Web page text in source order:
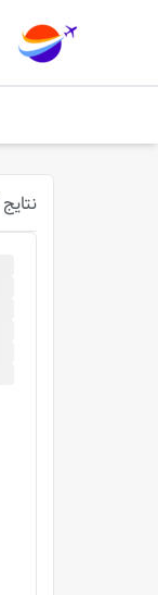
نتایج